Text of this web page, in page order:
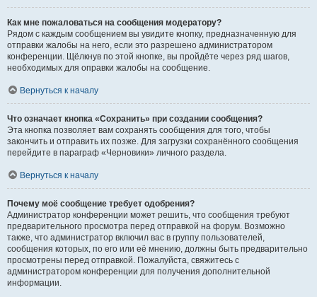
Как мне пожаловаться на сообщения модератору?
Рядом с каждым сообщением вы увидите кнопку, предназначенную для
отправки жалобы на него, если это разрешено администратором
конференции. Щёлкнув по этой кнопке, вы пройдёте через ряд шагов,
необходимых для оправки жалобы на сообщение.
Вернуться к началу
Что означает кнопка «Сохранить» при создании сообщения?
Эта кнопка позволяет вам сохранять сообщения для того, чтобы
закончить и отправить их позже. Для загрузки сохранённого сообщения
перейдите в параграф «Черновики» личного раздела.
Вернуться к началу
Почему моё сообщение требует одобрения?
Администратор конференции может решить, что сообщения требуют
предварительного просмотра перед отправкой на форум. Возможно
также, что администратор включил вас в группу пользователей,
сообщения которых, по его или её мнению, должны быть предварительно
просмотрены перед отправкой. Пожалуйста, свяжитесь с
администратором конференции для получения дополнительной
информации.